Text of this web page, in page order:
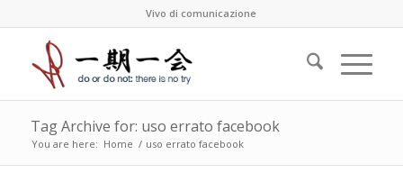
Vivo di comunicazione
Tag Archive for: uso errato facebook
You are here: Home / uso errato facebook